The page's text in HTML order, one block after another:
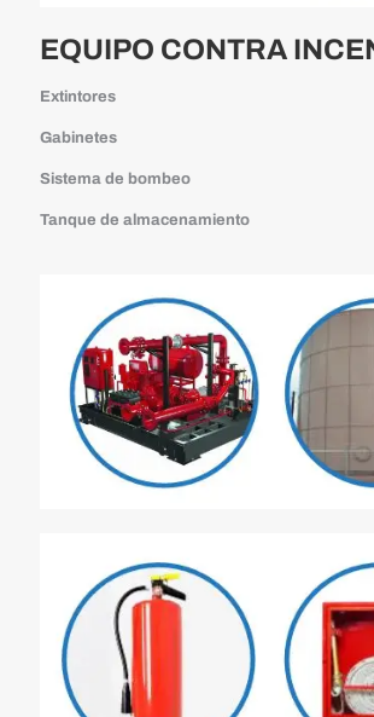
EQUIPO CONTRA
Extintores
Gabinetes
Sistema de bombeo
Tanque de almacenamiento